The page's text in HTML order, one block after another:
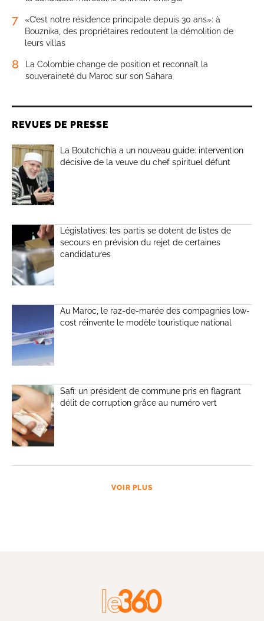
7
«C’est notre résidence principale depuis 30 ans»: à
Bouznika, des propriétaires redoutent la démolition de
leurs villas
8
La Colombie change de position et reconnaît la
souveraineté du Maroc sur son Sahara
REVUES DE PRESSE
La Boutchichia a un nouveau guide: intervention
décisive de la veuve du chef spirituel défunt
Législatives: les partis se dotent de listes de
secours en prévision du rejet de certaines
candidatures
Au Maroc, le raz-de-marée des compagnies low-
cost réinvente le modèle touristique national
Safi: un président de commune pris en flagrant
délit de corruption grâce au numéro vert
VOIR PLUS